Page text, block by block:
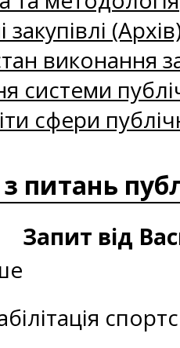
виконання
системи
сфери
з питань
Запит від